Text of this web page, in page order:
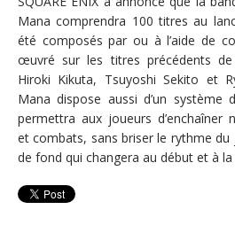
Mana comprendra 100 titres au
été composés par ou à l’aide de
œuvré sur les titres précédents
Hiroki Kikuta, Tsuyoshi Sekito et
Mana dispose aussi d’un système
permettra aux joueurs d’enchaîner
et combats, sans briser le rythme du
de fond qui changera au début et à